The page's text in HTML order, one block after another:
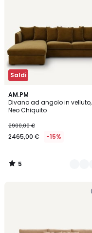
Saldi
AM.PM
Divano ad angolo in velluto,
Neo Chiquito
2900,00 €
2465,00 € -15%
5
/
5
5
Colori
5
/